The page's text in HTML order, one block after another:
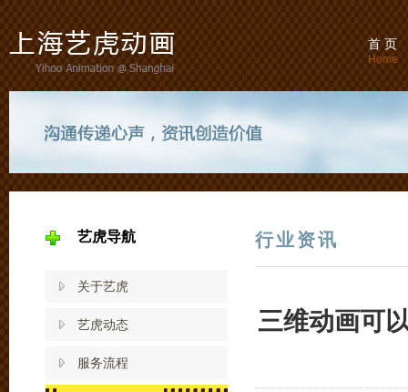
首 页
Home
艺虎导航
关于艺虎
艺虎动态
服务流程
行业资讯
三维动画可